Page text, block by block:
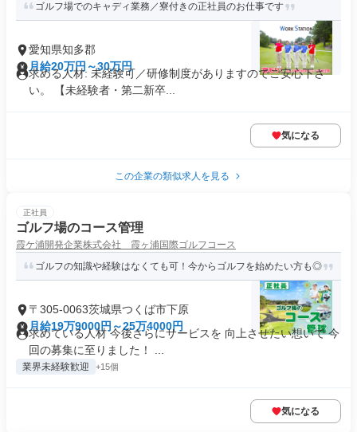
ゴルフ場でのキャディ業務／寮付きの正社員のお仕事です
愛知県知多郡
月給20万円～30万円
求める人材: 未経験可／研修制度がありますのでご安心下さ
い。 【未経験者・第二新卒...
気になる
この企業の類似求人を見る
正社員
ゴルフ場のコース管理
霞ケ浦開発企業株式会社 霞ヶ浦国際ゴルフコース
ゴルフの知識や経験はなくても可！今からゴルフを始めたい方も◎
〒305-0063茨城県つくば市下原
月給19万9000円～25万4000円
求めている人材 今後さらにサービスを 向上させたい想いで 今
回の募集に至りました！ ...
業界未経験歓迎 +15個
気になる